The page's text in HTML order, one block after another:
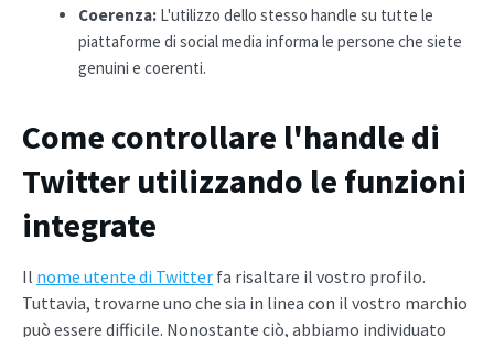
Coerenza: L'utilizzo dello stesso handle su tutte le
piattaforme di social media informa le persone che siete
genuini e coerenti.
Come controllare l'handle di
Twitter utilizzando le funzioni
integrate
Il nome utente di Twitter fa risaltare il vostro profilo.
Tuttavia, trovarne uno che sia in linea con il vostro marchio
può essere difficile. Nonostante ciò, abbiamo individuato